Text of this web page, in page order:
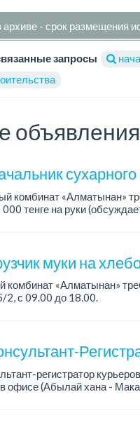
архиве - срок размещения
запросы
объявления
сухарного
комбинат «Алматынан»
тенге на руки
муки на
«Алматынан»
2, с 09.00 до 18.00.
регистратор
офисе (Абылай хана -